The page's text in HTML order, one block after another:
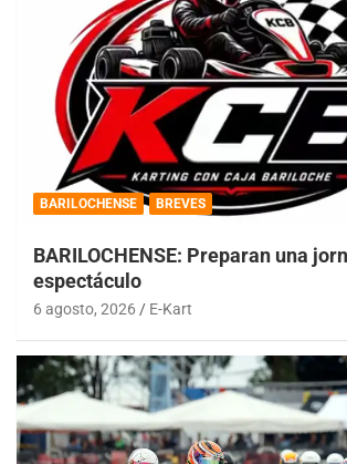
BARILOCHENSE BREVES
BARILOCHENSE: Preparan una
espectáculo
6 agosto, 2026 E-Kart